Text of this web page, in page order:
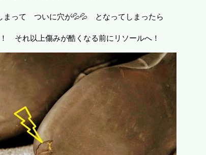
まって ついに穴が💦💦 となってしまったら
それ以上傷みが酷くなる前にリソールへ！